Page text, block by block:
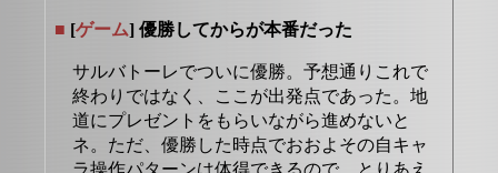
■ [ゲーム] 優勝してからが本番だった
サルバトーレでついに優勝。予想通りこれで
終わりではなく、ここが出発点であった。地
道にプレゼントをもらいながら進めないと
ネ。ただ、優勝した時点でおおよその自キャ